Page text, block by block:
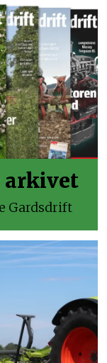
arkivet
Gardsdrift